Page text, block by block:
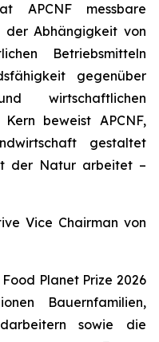
APCNF messbare
der Abhängigkeit von
Betriebsmitteln
gegenüber
wirtschaftlichen
beweist APCNF,
gestaltet
der Natur arbeitet –
Vice Chairman von
Planet Prize 2026
Bauernfamilien,
sowie die